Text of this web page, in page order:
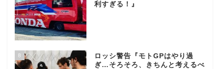
利すぎる！』
8
ロッシ警告『モトGPはやり過
ぎ…そろそろ、きちんと考えるべ